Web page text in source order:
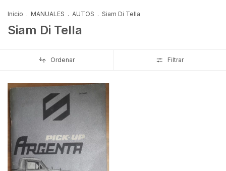
Inicio . MANUALES . AUTOS . Siam Di Tella
Siam Di Tella
Ordenar Filtrar